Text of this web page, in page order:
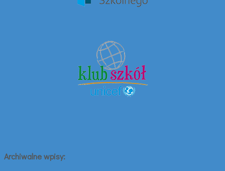
Archiwalne wpisy: